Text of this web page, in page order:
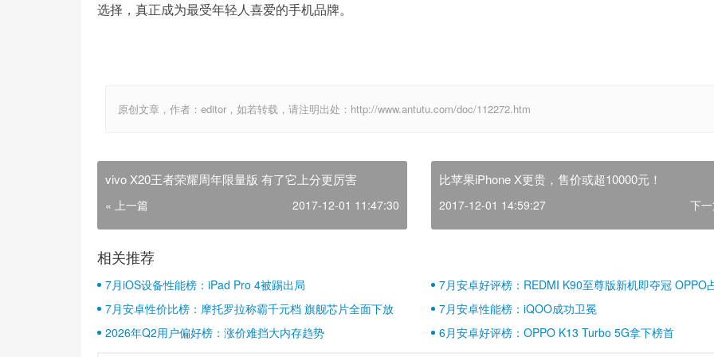
选择，真正成为最受年轻人喜爱的手机品牌。
原创文章，作者：editor，如若转载，请注明出处：http://www.antutu.com/doc/112272.htm
vivo X20王者荣耀周年限量版 有了它上分更厉害
« 上一篇 2017-12-01 11:47:30
比苹果iPhone X更贵，售价或超10000元！
2017-12-01 14:59:27 下
相关推荐
7月iOS设备性能榜：iPad Pro 4被踢出局
7月安卓好评榜：REDMI K90至尊版新机即夺冠 OPPO
壁江山
7月安卓性价比榜：摩托罗拉称霸千元档 旗舰芯片全面下放
7月安卓性能榜：iQOO成功卫冕
2026年Q2用户偏好榜：涨价难挡大内存趋势
6月安卓好评榜：OPPO K13 Turbo 5G拿下榜首